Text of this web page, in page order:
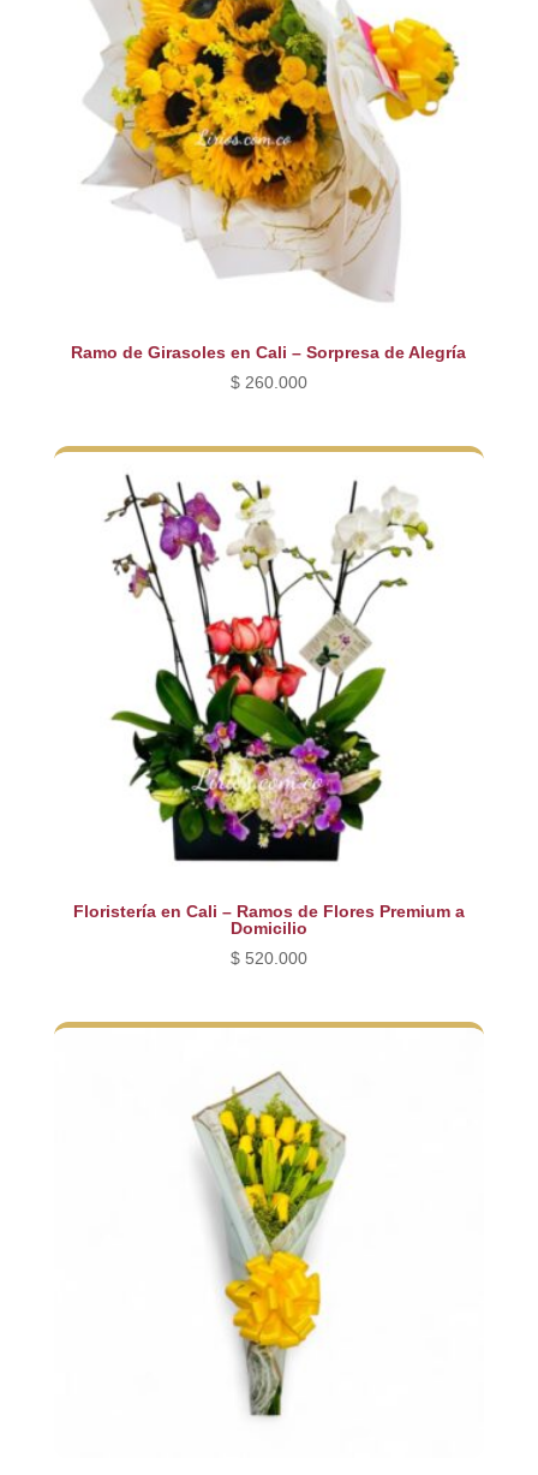
Ramo de Girasoles en Cali – Sorpresa de Alegría
$260.000
Floristería en Cali – Ramos de Flores Premium a
Domicilio
$520.000